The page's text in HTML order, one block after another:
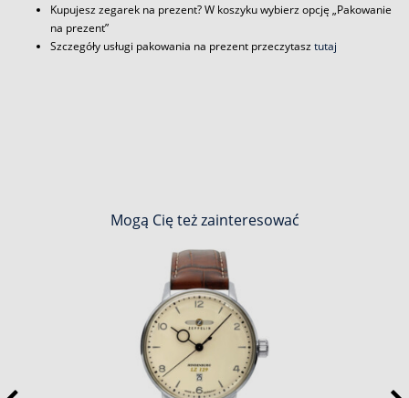
Kupujesz zegarek na prezent? W koszyku wybierz opcję „Pakowanie
na prezent”
Szczegóły usługi pakowania na prezent przeczytasztutaj
Mogą Cię też zainteresować